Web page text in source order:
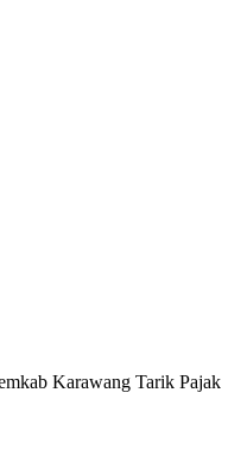
Karawang Tarik Pajak